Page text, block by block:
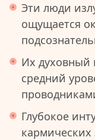
Эти люди
ощущается
Их духовный
средний
Глубокое